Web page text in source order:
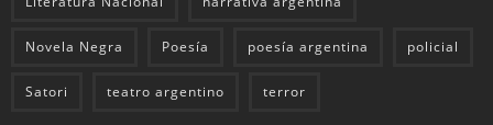
Novela Negra Poesía poesía argentina policial
Satori teatro argentino terror